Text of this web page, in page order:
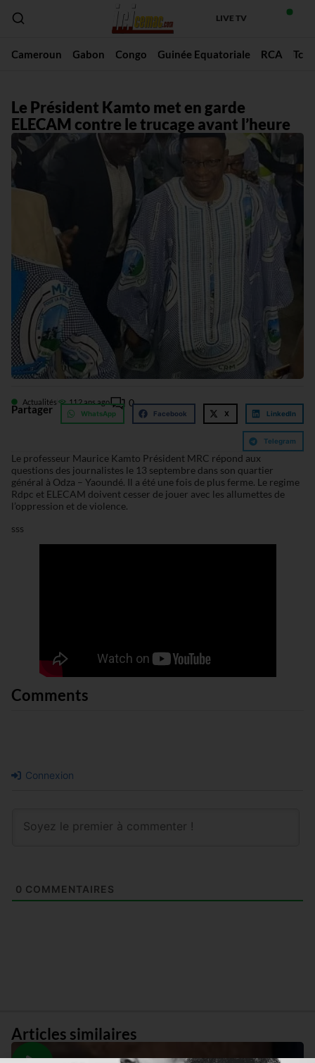
LIVE TV
Cameroun Gabon Congo Guinée Equatoriale RCA
Le Président Kamto met en garde
ELECAM contre le trucage avant l’heure
Actualités 112 ans ago 0
Partager WhatsApp Facebook X LinkedIn
Telegram
Le professeur Maurice Kamto Président MRC répond aux
questions des journalistes le 13 septembre dans son quartier
général à Odza – Yaoundé. Il a été une fois de plus ferme. Le regime
Rdpc et ELECAM doivent cesser de jouer avec les allumettes de
l’oppression et de violence.
sss
Comments
Connexion
0 COMMENTAIRES
Articles similaires